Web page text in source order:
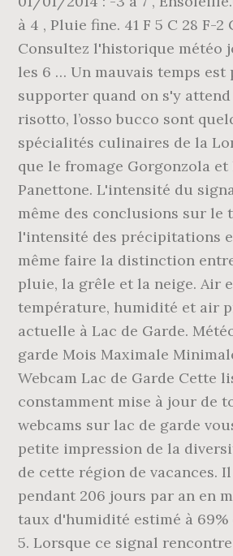
à 4 , Pluie fine. 41 F 5 C 28 F-2
Consultez l'historique météo
les 6 … Un mauvais temps est
supporter quand on s'y
risotto, l’osso bucco sont
spécialités culinaires de la
que le fromage Gorgonzola et
Panettone. L'intensité du
même des conclusions sur le
l'intensité des précipitations
même faire la distinction
pluie, la grêle et la neige. Air
température, humidité et air
actuelle à Lac de Garde.
garde Mois Maximale
Webcam Lac de Garde Cette
constamment mise à jour de
webcams sur lac de garde
petite impression de la
de cette région de vacances.
pendant 206 jours par an en
taux d'humidité estimé à
5. Lorsque ce signal